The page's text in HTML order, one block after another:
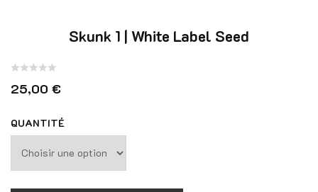
Skunk 1 | White Label Seed
Note
sur
25,00 €
QUANTITÉ